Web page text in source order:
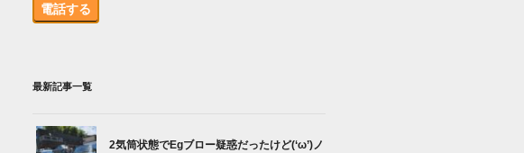
電話する
最新記事一覧
2気筒状態でEgブロー疑惑だったけど(‘ω’)ノ